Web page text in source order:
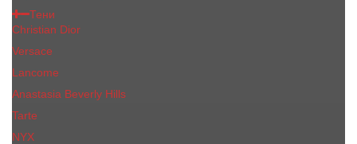
Тени
Christian Dior
Versace
Lancome
Anastasia Beverly Hills
Tarte
NYX